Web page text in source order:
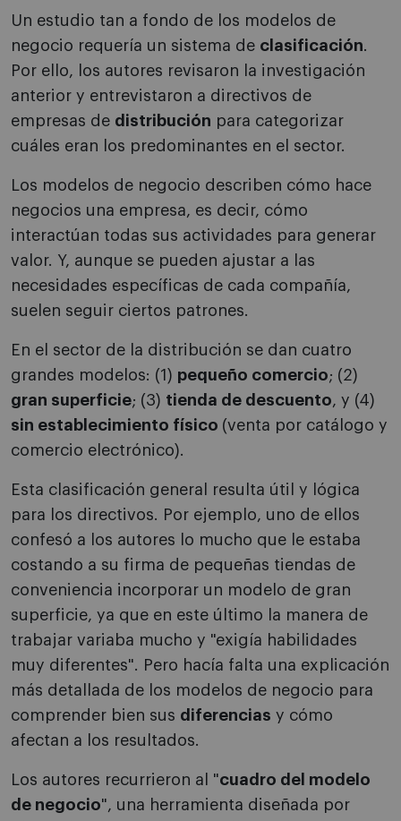
Un estudio tan a fondo de los modelos de
negocio requería un sistema de clasificación.
Por ello, los autores revisaron la investigación
anterior y entrevistaron a directivos de
empresas de distribución para categorizar
cuáles eran los predominantes en el sector.
Los modelos de negocio describen cómo hace
negocios una empresa, es decir, cómo
interactúan todas sus actividades para generar
valor. Y, aunque se pueden ajustar a las
necesidades específicas de cada compañía,
suelen seguir ciertos patrones.
En el sector de la distribución se dan cuatro
grandes modelos: (1) pequeño comercio; (2)
gran superficie; (3) tienda de descuento, y (4)
sin establecimiento físico (venta por catálogo y
comercio electrónico).
Esta clasificación general resulta útil y lógica
para los directivos. Por ejemplo, uno de ellos
confesó a los autores lo mucho que le estaba
costando a su firma de pequeñas tiendas de
conveniencia incorporar un modelo de gran
superficie, ya que en este último la manera de
trabajar variaba mucho y "exigía habilidades
muy diferentes". Pero hacía falta una explicación
más detallada de los modelos de negocio para
comprender bien sus diferencias y cómo
afectan a los resultados.
Los autores recurrieron al "cuadro del modelo
de negocio", una herramienta diseñada por